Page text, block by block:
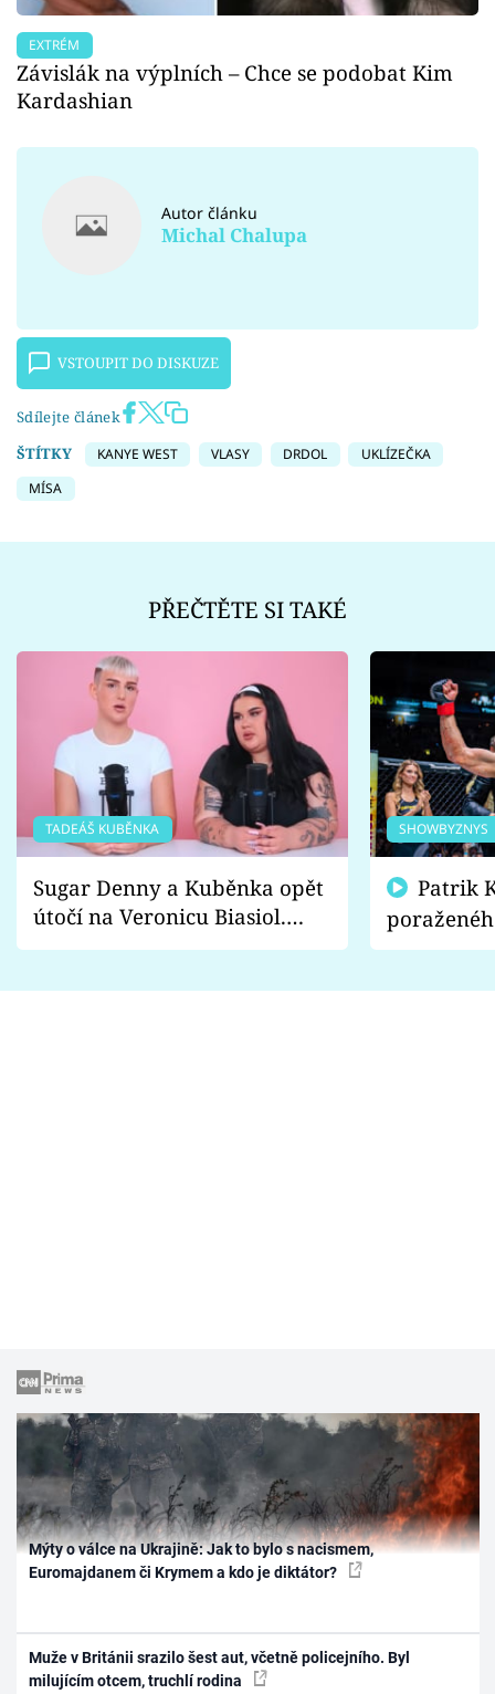
EXTRÉM
Závislák na výplních – Chce se podobat Kim
Kardashian
Autor článku
Michal Chalupa
VSTOUPIT DO DISKUZE
Sdílejte článek
ŠTÍTKY
KANYE WEST VLASY DRDOL
UKLÍZEČKA
MÍSA
PŘEČTĚTE SI TAKÉ
TADEÁŠ KUBĚNKA
Sugar Denny a Kuběnka opět
útočí na Veronicu Biasiol.
Proč je podle nich falešná a
SHOWBYZNYS
fanoušci
Mýty o válce na Ukrajině: Jak to bylo s nacismem,
Euromajdanem či Krymem a kdo je diktátor?
Muže v Británii srazilo šest aut, včetně policejního. Byl
milujícím otcem, truchlí rodina